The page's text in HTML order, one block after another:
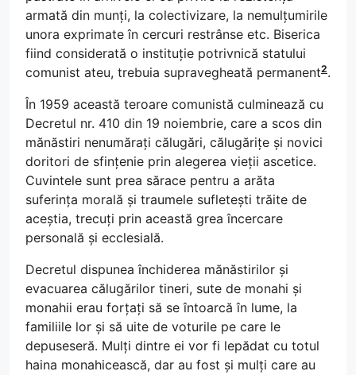
armată din munți, la colectivizare, la nemulțumirile
unora exprimate în cercuri restrânse etc. Biserica
fiind considerată o instituție potrivnică statului
comunist ateu, trebuia supravegheată permanent2.
În 1959 această teroare comunistă culminează cu
Decretul nr. 410 din 19 noiembrie, care a scos din
mănăstiri nenumărați călugări, călugărițe și novici
doritori de sfințenie prin alegerea vieții ascetice.
Cuvintele sunt prea sărace pentru a arăta
suferința morală și traumele sufletești trăite de
aceștia, trecuți prin această grea încercare
personală și ecclesială.
Decretul dispunea închiderea mănăstirilor și
evacuarea călugărilor tineri, sute de monahi și
monahii erau forțați să se întoarcă în lume, la
familiile lor și să uite de voturile pe care le
depuseseră. Mulți dintre ei vor fi lepădat cu totul
haina monahicească, dar au fost și mulți care au